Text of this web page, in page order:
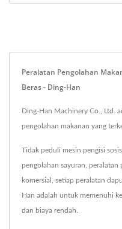
Peralatan Pengolahan
Beras - Ding-Han
Ding-Han Machinery Co., Ltd.
pengolahan makanan yang
Tidak peduli mesin pengisi
pengolahan sayuran,
komersial, setiap peralatan
Han adalah untuk memenuhi
dan biaya rendah.